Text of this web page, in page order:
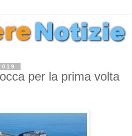
per la prima volta